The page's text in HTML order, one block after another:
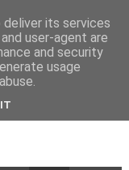
its services
user-agent are
and security
usage